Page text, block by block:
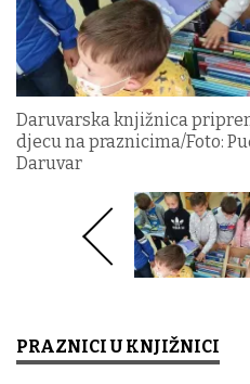
Daruvarska knjižnica
djecu na praznicima/Foto:
Daruvar
PRAZNICI U KNJIŽNICI